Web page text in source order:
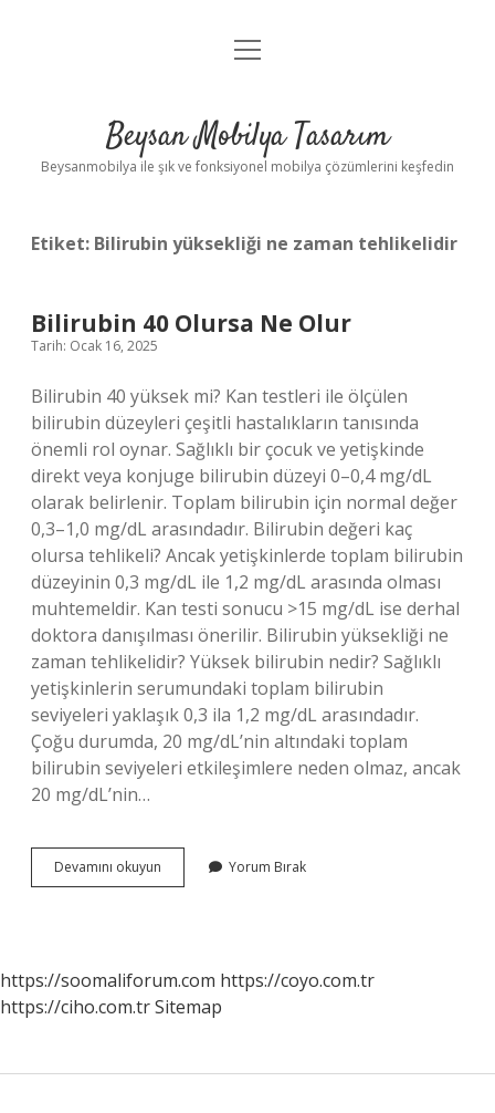
Anasayfa
Yasal Uyarı
menüyü
Beysan Mobilya Tasarım
Beysanmobilya ile şık ve fonksiyonel mobilya çözümlerini keşfedin
Etiket: Bilirubin yüksekliği ne zaman tehlikelidir
Bilirubin 40 Olursa Ne Olur
Tarih: Ocak 16, 2025
Bilirubin 40 yüksek mi? Kan testleri ile ölçülen
bilirubin düzeyleri çeşitli hastalıkların tanısında
önemli rol oynar. Sağlıklı bir çocuk ve yetişkinde
direkt veya konjuge bilirubin düzeyi 0–0,4 mg/dL
olarak belirlenir. Toplam bilirubin için normal değer
0,3–1,0 mg/dL arasındadır. Bilirubin değeri kaç
olursa tehlikeli? Ancak yetişkinlerde toplam bilirubin
düzeyinin 0,3 mg/dL ile 1,2 mg/dL arasında olması
muhtemeldir. Kan testi sonucu >15 mg/dL ise derhal
doktora danışılması önerilir. Bilirubin yüksekliği ne
zaman tehlikelidir? Yüksek bilirubin nedir? Sağlıklı
yetişkinlerin serumundaki toplam bilirubin
seviyeleri yaklaşık 0,3 ila 1,2 mg/dL arasındadır.
Çoğu durumda, 20 mg/dL’nin altındaki toplam
bilirubin seviyeleri etkileşimlere neden olmaz, ancak
20 mg/dL’nin…
Devamını okuyun Bilirubin
40
Yorum Bırak
https://soomaliforum.com https://coyo.com.tr
https://ciho.com.trSitemap